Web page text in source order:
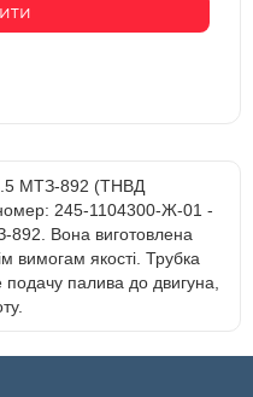
МТЗ-892 (ТНВД
245-1104300-Ж-01 -
892. Вона виготовлена
вимогам якості. Трубка
палива до двигуна,